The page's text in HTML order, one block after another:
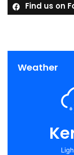
Find us on
Weather